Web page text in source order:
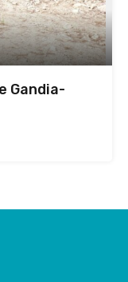
Gandia-